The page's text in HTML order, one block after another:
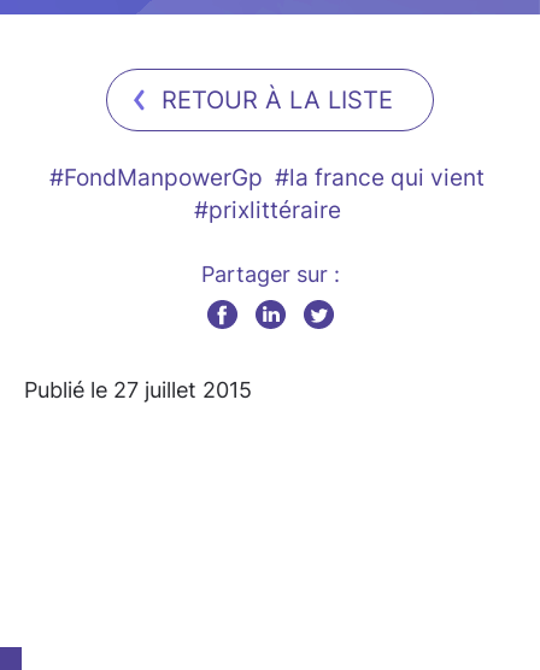
RETOUR À LA LISTE
#FondManpowerGp #la france qui vient
#prixlittéraire
Partager sur :
Publié le 27 juillet 2015